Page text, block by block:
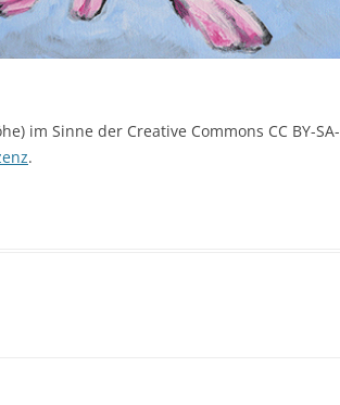
im Sinne der Creative Commons CC BY-SA-
.